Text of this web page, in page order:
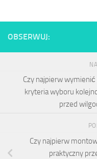
OBSERWUJ:
Czy najpierw
kryteria wyboru
przed
Czy najpierw
praktyczny